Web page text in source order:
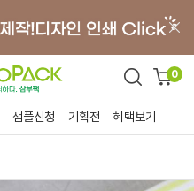
0
샘플신청 기획전 혜택보기